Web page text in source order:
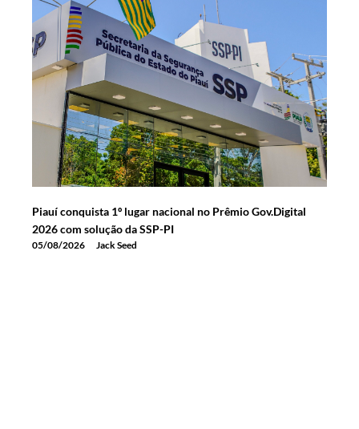
Piauí conquista 1º lugar nacional no Prêmio Gov.Digital
2026 com solução da SSP-PI
05/08/2026 Jack Seed